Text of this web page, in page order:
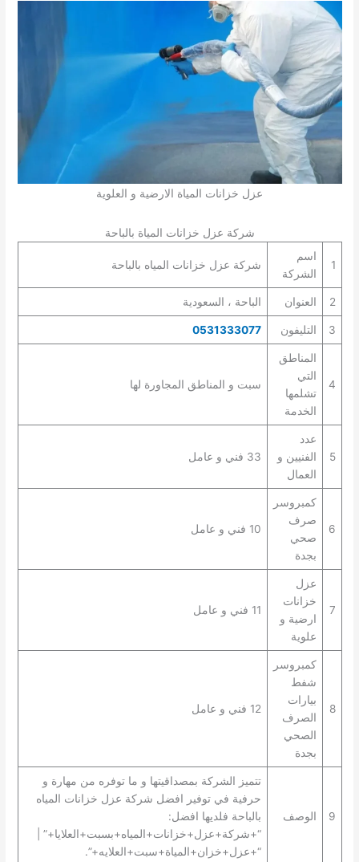
عزل خزانات المياة الارضية و العلوية
شركة عزل خزانات المياة بالباحة
1
اسم
الشركة
شركة عزل خزانات المياه بالباحة
2 العنوان الباحة ، السعودية
3 التليفون 0531333077
4
المناطق
التي
تشلمها
الخدمة
سبت و المناطق المجاورة لها
5
عدد
الفنيين و
العمال
33 فني و عامل
6
كمبروسر
صرف
صحي
بجدة
10 فني و عامل
7
عزل
خزانات
ارضية و
علوية
11 فني و عامل
8
كمبروسر
شفط
بيارات
الصرف
الصحي
بجدة
12 فني و عامل
9 الوصف
تتميز الشركة بمصداقيتها و ما توفره من مهارة و
حرفية في توفير افضل شركة عزل خزانات المياه
بالباحة فلديها افضل:
“+شركة+عزل+خزانات+المياه+بسبت+العلايا+” |
“+عزل+خزان+المياة+سبت+العلايه+”.